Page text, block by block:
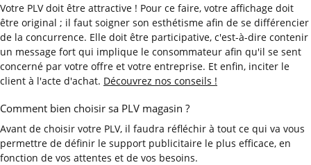
Votre PLV doit être attractive ! Pour ce faire, votre affichage doit
être original ; il faut soigner son esthétisme afin de se différencier
de la concurrence. Elle doit être participative, c'est-à-dire contenir
un message fort qui implique le consommateur afin qu'il se sent
concerné par votre offre et votre entreprise. Et enfin, inciter le
client à l'acte d'achat. Découvrez nos conseils !
Comment bien choisir sa PLV magasin ?
Avant de choisir votre PLV, il faudra réfléchir à tout ce qui va vous
permettre de définir le support publicitaire le plus efficace, en
fonction de vos attentes et de vos besoins.